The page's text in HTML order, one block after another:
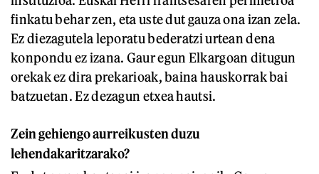
finkatu behar zen, eta uste dut gauza ona izan zela.
Ez diezagutela leporatu bederatzi urtean dena
konpondu ez izana. Gaur egun Elkargoan ditugun
orekak ez dira prekarioak, baina hauskorrak bai
batzuetan. Ez dezagun etxea hautsi.
Zein gehiengo aurreikusten duzu
lehendakaritzarako?